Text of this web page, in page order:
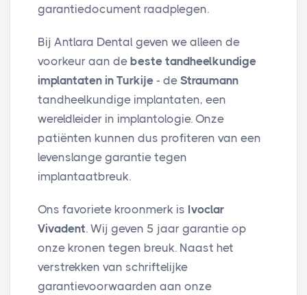
garantiedocument raadplegen.
Bij Antlara Dental geven we alleen de
voorkeur aan de beste tandheelkundige
implantaten in Turkije - de Straumann
tandheelkundige implantaten, een
wereldleider in implantologie. Onze
patiënten kunnen dus profiteren van een
levenslange garantie tegen
implantaatbreuk.
Ons favoriete kroonmerk is Ivoclar
Vivadent. Wij geven 5 jaar garantie op
onze kronen tegen breuk. Naast het
verstrekken van schriftelijke
garantievoorwaarden aan onze